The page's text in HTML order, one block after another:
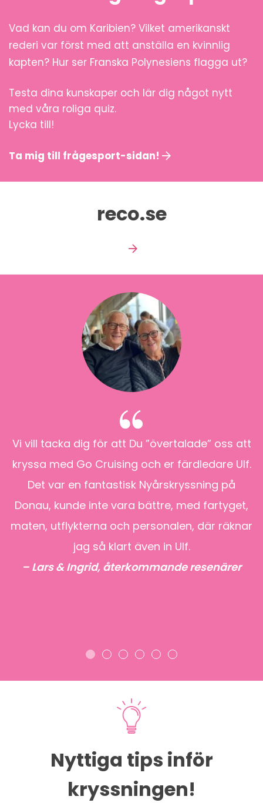
Vad kan du om Karibien? Vilket amerikanskt
rederi var först med att anställa en kvinnlig
kapten? Hur ser Franska Polynesiens flagga ut?
Testa dina kunskaper och lär dig något nytt
med våra roliga quiz.
Lycka till!
Ta mig till frågesport-sidan!
reco.se
Vi vill tacka dig för att Du ”övertalade” oss att
kryssa med Go Cruising och er färdledare Ulf.
Det var en fantastisk Nyårskryssning på
Donau, kunde inte vara bättre, med fartyget,
maten, utflykterna och personalen, där räknar
jag så klart även in Ulf.
– Lars & Ingrid, återkommande resenärer
Nyttiga tips inför
kryssningen!